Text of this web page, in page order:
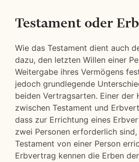
Testament oder
Wie das Testament dient auch
dazu, den letzten Willen einer
Weitergabe ihres Vermögens
jedoch grundlegende
beiden Vertragsarten. Einer der
zwischen Testament und
dass zur Errichtung eines
zwei Personen erforderlich
Testament von einer Person
Erbvertrag kennen die Erben